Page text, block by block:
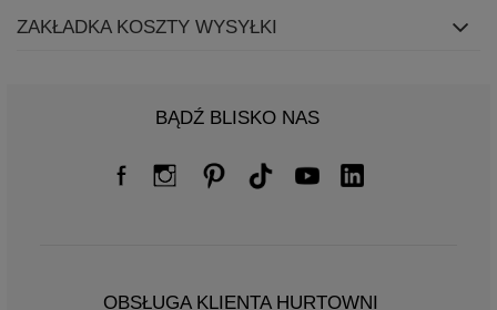
ZAKŁADKA KOSZTY WYSYŁKI
BĄDŹ BLISKO NAS
OBSŁUGA KLIENTA HURTOWNI